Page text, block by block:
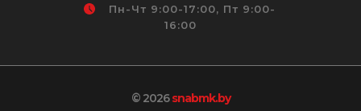
Пн-Чт 9:00-17:00, Пт 9:00-
16:00
© 2026snabmk.by